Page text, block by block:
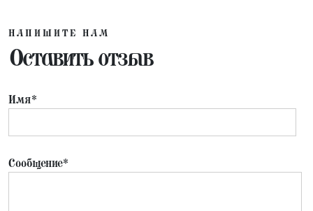
НАПИШИТЕ НАМ
Оставить отзыв
Имя*
Сообщение*